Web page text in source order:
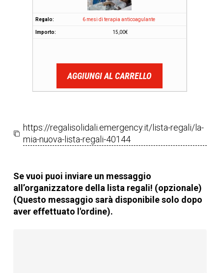
6 mesi di terapia anticoagulante
15,00€
AGGIUNGI AL CARRELLO
https://regalisolidali.emergency.it/lista-regali/la-
mia-nuova-lista-regali-40144
Se vuoi puoi inviare un messaggio
all’organizzatore della lista regali! (opzionale)
(Questo messaggio sarà disponibile solo dopo
aver effettuato l'ordine).